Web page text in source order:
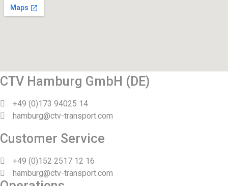
CTV Hamburg GmbH (DE)
+49 (0)173 94025 14
hamburg@ctv-transport.com
Customer Service
+49 (0)152 2517 12 16
hamburg@ctv-transport.com